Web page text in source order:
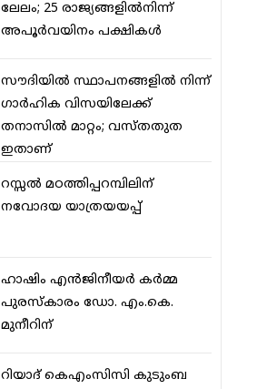
ലേലം; 25 രാജ്യങ്ങളില്‍നിന്ന്
അപൂര്‍വയിനം പക്ഷികള്‍
സൗദിയില്‍ സ്ഥാപനങ്ങളില്‍ നിന്ന്
ഗാര്‍ഹിക വിസയിലേക്ക്
തനാസില്‍ മാറ്റം; വസ്തതുത
ഇതാണ്
റസ്സല്‍ മഠത്തിപ്പറമ്പിലിന്
നവോദയ യാത്രയയപ്പ്
ഹാഷിം എന്‍ജിനീയര്‍ കര്‍മ്മ
പുരസ്‌കാരം ഡോ. എം.കെ.
മുനീറിന്
റിയാദ് കെഎംസിസി കുടുംബ